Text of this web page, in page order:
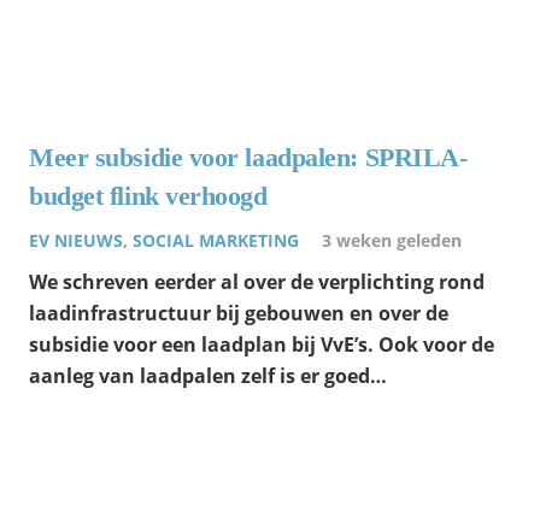
Meer subsidie voor laadpalen: SPRILA-
budget flink verhoogd
EV NIEUWS, SOCIAL MARKETING 3 weken geleden
We schreven eerder al over de verplichting rond
laadinfrastructuur bij gebouwen en over de
subsidie voor een laadplan bij VvE’s. Ook voor de
aanleg van laadpalen zelf is er goed…